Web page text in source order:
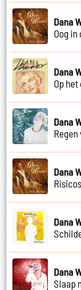
Dana
Oog in
Dana
Op
Dana
Regen
Dana
Risicos
Dana
Dana
Slaap